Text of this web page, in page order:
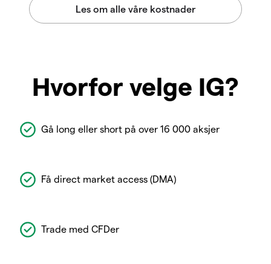
Hvorfor velge IG?
Gå long eller short på over 16 000 aksjer
Få direct market access (DMA)
Trade med CFDer